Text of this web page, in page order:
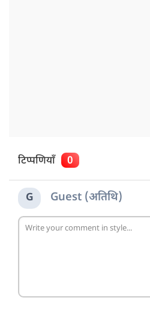
टिप्पणियाँ 0
G Guest (अतिथि)